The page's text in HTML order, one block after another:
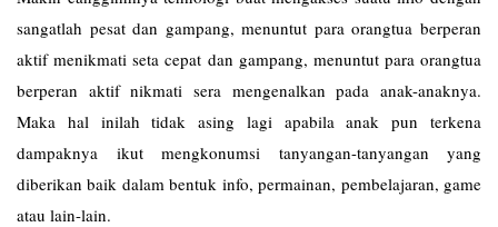
sangatlah pesat dan gampang, menuntut para orangtua berperan
aktif menikmati seta cepat dan gampang, menuntut para orangtua
berperan aktif nikmati sera mengenalkan pada anak-anaknya.
Maka hal inilah tidak asing lagi apabila anak pun terkena
dampaknya ikut mengkonumsi tanyangan-tanyangan yang
diberikan baik dalam bentuk info, permainan, pembelajaran, game
atau lain-lain.